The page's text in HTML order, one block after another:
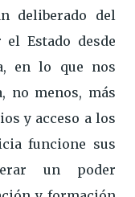
deliberado del
Estado desde
en lo que nos
no menos, más
y acceso a los
funcione sus
un poder